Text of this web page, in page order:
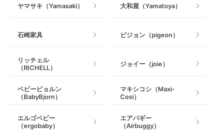
ヤマサキ（Yamasaki） 大和屋（Yamatoya）
石崎家具 ピジョン（pigeon）
リッチェル
（RICHELL）
ジョイー（joie）
ベビービョルン
（BabyBjorn）
マキシコシ（Maxi-
Cosi）
エルゴベビー
（ergobaby）
エアバギー
（Airbuggy）